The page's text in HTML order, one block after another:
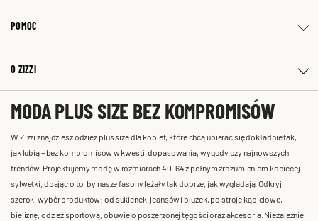
POMOC
O ZIZZI
MODA PLUS SIZE BEZ KOMPROMISÓW
W Zizzi znajdziesz odzież plus size dla kobiet, które chcą ubierać się dokładnie tak,
jak lubią – bez kompromisów w kwestii dopasowania, wygody czy najnowszych
trendów. Projektujemy modę w rozmiarach 40-64 z pełnym zrozumieniem kobiecej
sylwetki, dbając o to, by nasze fasony leżały tak dobrze, jak wyglądają. Odkryj
szeroki wybór produktów: od sukienek, jeansów i bluzek, po stroje kąpielowe,
bieliznę, odzież sportową, obuwie o poszerzonej tęgości oraz akcesoria. Niezależnie